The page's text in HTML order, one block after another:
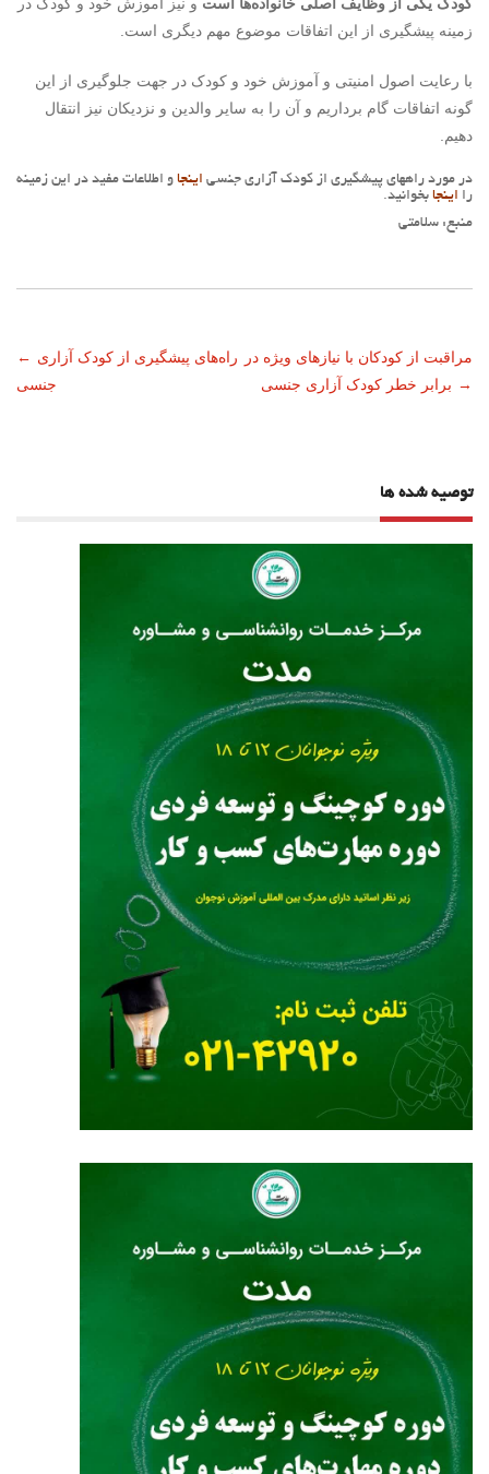
کودک یکی از وظایف اصلی خانواده­‌ها است و نیز آموزش خود و کودک در
زمینه­ پیشگیری از این اتفاقات موضوع مهم دیگری است.
با رعایت اصول امنیتی و آموزش خود و کودک در جهت جلوگیری از این
گونه اتفاقات گام برداریم و آن را به سایر والدین و نزدیکان نیز انتقال
دهیم.
در مورد راههای پیشگیری از کودک آزاری جنسی اینجا و اطلاعات مفید در این زمینه
را اینجا بخوانید.
منبع: سلامتی
ناوبری
نوشته
← راه­‌های پیشگیری از کودک آزاری
جنسی
مراقبت از کودکان با نیازهای ویژه در
برابر خطر کودک آزاری جنسی →
توصیه شده ها